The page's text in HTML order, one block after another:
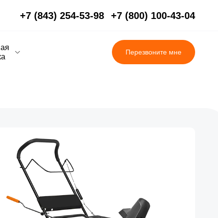
+7 (843) 254-53-98 +7 (800) 100-43-04
Перезвоните мне